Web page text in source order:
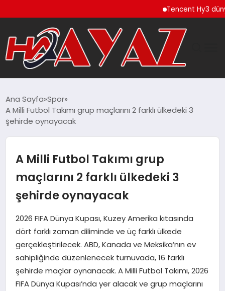
Tencent Hy3 dünya
DÜNYA
MAGAZIN
SAĞLIK
SIYASET
SPOR
Ana Sayfa Spor
A Milli Futbol Takımı grup maçlarını 2 farklı ülkedeki 3
şehirde oynayacak
A Milli Futbol Takımı grup
maçlarını 2 farklı ülkedeki 3
şehirde oynayacak
2026 FIFA Dünya Kupası, Kuzey Amerika kıtasında
dört farklı zaman diliminde ve üç farklı ülkede
gerçekleştirilecek. ABD, Kanada ve Meksika’nın ev
sahipliğinde düzenlenecek turnuvada, 16 farklı
şehirde maçlar oynanacak. A Milli Futbol Takımı, 2026
FIFA Dünya Kupası’nda yer alacak ve grup maçlarını